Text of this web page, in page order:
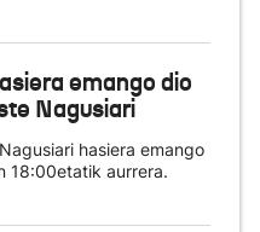
emango dio
Nagusiari
hasiera emango
18:00etatik aurrera.